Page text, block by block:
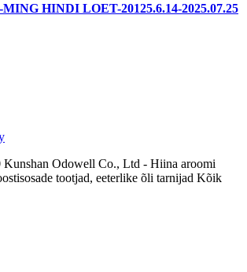
HINDI LOET-20125.6.14-2025.07.25
Odowell Co., Ltd - Hiina aroomi
tootjad, eeterlike õli tarnijad Kõik